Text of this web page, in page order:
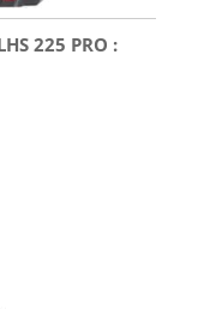
225 PRO :